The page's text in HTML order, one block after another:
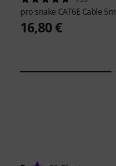
pro snake CAT6E Cable 5m
16,80 €